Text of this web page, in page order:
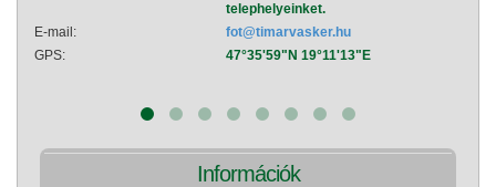
telephelyeinket.
E-mail:
fot@timarvasker.hu
GPS:
47°35'59"N 19°11'13"E
Információk